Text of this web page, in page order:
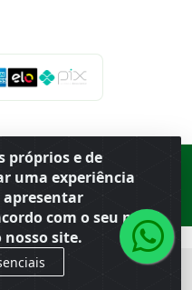
próprios e de
uma experiência
com o seu perfil
site.
Porto Ferreira ·BR
· CEP